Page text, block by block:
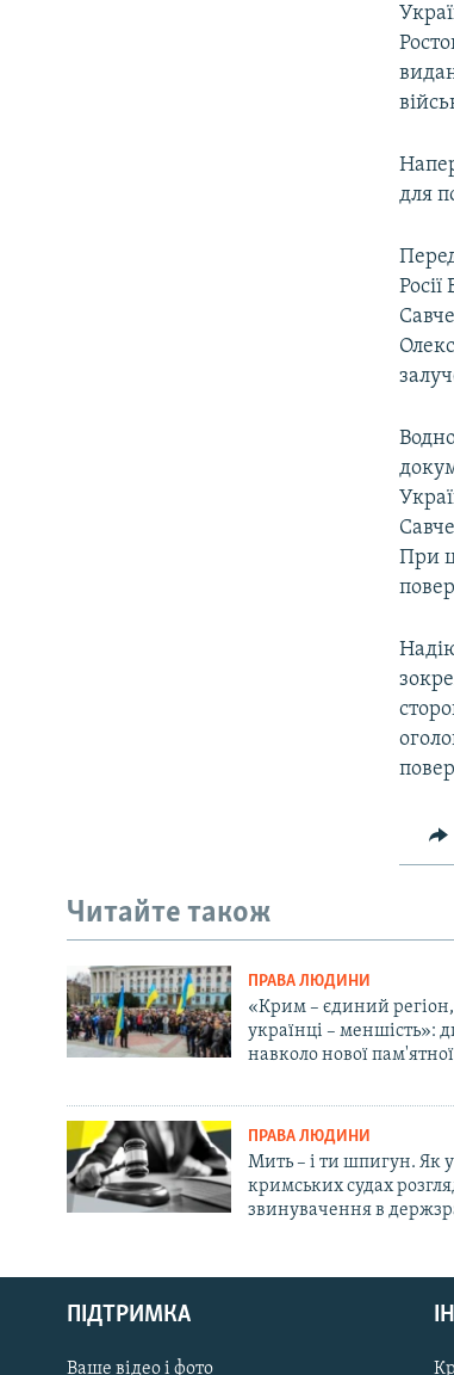
Русский
Qırımtatar
для
При
Читайте також
ПРАВА ЛЮДИНИ
«Крим – єдиний
українці – меншість»:
навколо нової
ПРАВА ЛЮДИНИ
Мить – і ти шпигун. Як у
кримських судах
звинувачення в
ПІДТРИМКА
Ваше відео і фото